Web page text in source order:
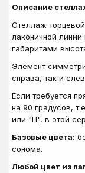
Описание
Стеллаж
лаконичной
габаритами
Элемент
справа, так и
Если требуется
на 90 градусов,
или "П", в этой
Базовые цвета:
сонома.
Любой цвет из